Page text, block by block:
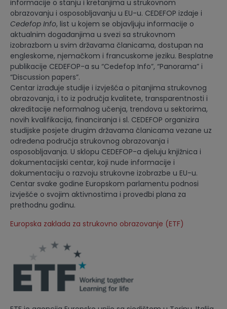
informacije o stanju i kretanjima u strukovnom
obrazovanju i osposobljavanju u EU-u. CEDEFOP izdaje i
Cedefop Info, list u kojem se objavljuju informacije o
aktualnim događanjima u svezi sa strukovnom
izobrazbom u svim državama članicama, dostupan na
engleskome, njemačkom i francuskome jeziku. Besplatne
publikacije CEDEFOP-a su “Cedefop Info”, “Panorama” i
“Discussion papers”.
Centar izrađuje studije i izvješća o pitanjima strukovnog
obrazovanja, i to iz područja kvalitete, transparentnosti i
akreditacije neformalnog učenja, trendova u sektorima,
novih kvalifikacija, financiranja i sl. CEDEFOP organizira
studijske posjete drugim državama članicama vezane uz
određena područja strukovnog obrazovanja i
osposobljavanja. U sklopu CEDEFOP-a djeluju knjižnica i
dokumentacijski centar, koji nude informacije i
dokumentaciju o razvoju strukovne izobrazbe u EU-u.
Centar svake godine Europskom parlamentu podnosi
izvješće o svojim aktivnostima i provedbi plana za
prethodnu godinu.
Europska zaklada za strukovno obrazovanje (ETF)